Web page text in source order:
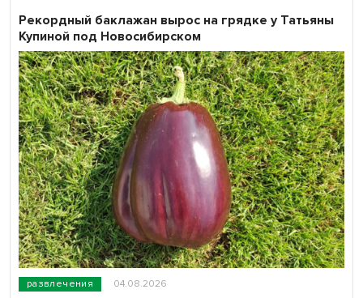
развлечения 04.08.2026
Рекордный баклажан вырос на грядке у Татьяны
Купиной под Новосибирском